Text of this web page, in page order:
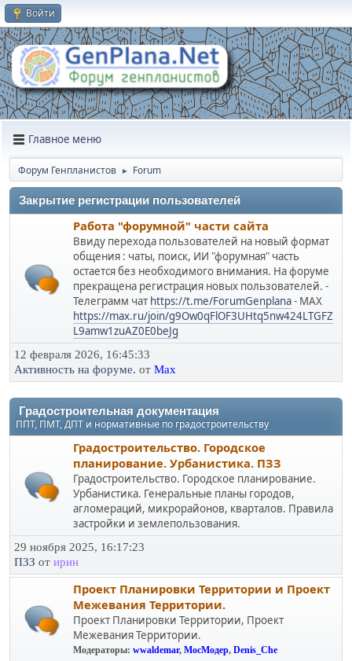
Войти
Главное меню
Форум Генпланистов ► Forum
Закрытие регистрации пользователей
Работа "форумной" части сайта
Ввиду перехода пользователей на новый формат
общения : чаты, поиск, ИИ "форумная" часть
остается без необходимого внимания. На форуме
прекращена регистрация новых пользователей. -
Телеграмм чат https://t.me/ForumGenplana- МАХ
https://max.ru/join/g9Ow0qFlOF3UHtq5nw424LTGFZ
L9amw1zuAZ0E0beJg
12 февраля 2026, 16:45:33
Активность на форуме. от Max
Градостроительная документация
ППТ, ПМТ, ДПТ и нормативные по градостроительству
Градостроительство. Городское
планирование. Урбанистика. ПЗЗ
Градостроительство. Городское планирование.
Урбанистика. Генеральные планы городов,
агломераций, микрорайонов, кварталов. Правила
застройки и землепользования.
29 ноября 2025, 16:17:23
ПЗЗ от ирин
Проект Планировки Территории и Проект
Межевания Территории.
Проект Планировки Территории, Проект
Межевания Территории.
Модераторы: wwaldemar, МосМодер, Denis_Che